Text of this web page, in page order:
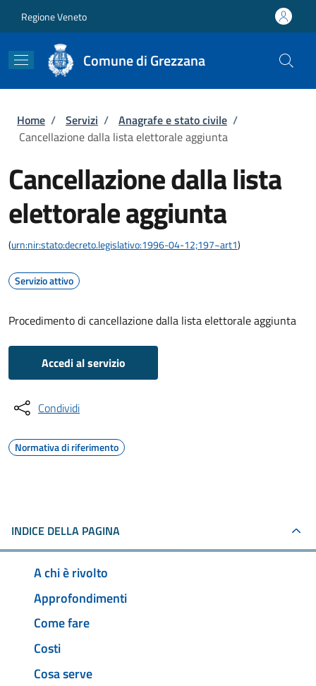
Regione Veneto
Comune di Grezzana
Briciole di pane
Home / Servizi / Anagrafe e stato civile /
Cancellazione dalla lista elettorale aggiunta
Cancellazione dalla lista
elettorale aggiunta
(urn:nir:stato:decreto.legislativo:1996-04-12;197~art1)
Servizio attivo
Procedimento di cancellazione dalla lista elettorale aggiunta
Accedi al servizio
Condividi
Normativa di riferimento
INDICE DELLA PAGINA
A chi è rivolto
Approfondimenti
Come fare
Costi
Cosa serve